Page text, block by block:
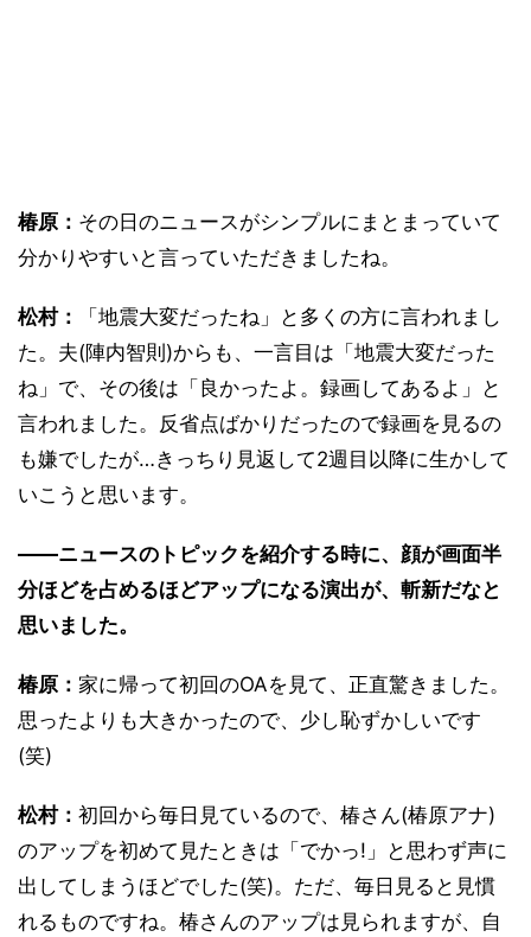
椿原： その日のニュースがシンプルにまとまっていて
分かりやすいと言っていただきましたね。
松村：
「地震大変だったね」と多くの方に言われまし
た。夫(陣内智則)からも、一言目は「地震大変だった
ね」で、その後は「良かったよ。録画してあるよ」と
言われました。反省点ばかりだったので録画を見るの
も嫌でしたが…きっちり見返して2週目以降に生かして
いこうと思います。
――ニュースのトピックを紹介する時に、顔が画面半
分ほどを占めるほどアップになる演出が、斬新だなと
思いました。
椿原： 家に帰って初回のOAを見て、正直驚きました。
思ったよりも大きかったので、少し恥ずかしいです
(笑)
松村： 初回から毎日見ているので、椿さん(椿原アナ)
のアップを初めて見たときは「でかっ!」と思わず声に
出してしまうほどでした(笑)。ただ、毎日見ると見慣
れるものですね。椿さんのアップは見られますが、自